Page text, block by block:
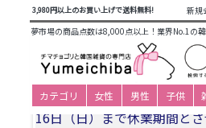
3,980円以上のお買い上げで送料無料! 新規
夢市場の商品点数は8,000点以上！業界No.1の
カテゴリ 女性 男性 子供
商品カテゴリ一覧>韓国雑貨 日
カード> 韓国民画アートカード2
夏季休業についてお知らせ
誠に勝手ながら、2026年8
16日（日）まで休業期間とさ